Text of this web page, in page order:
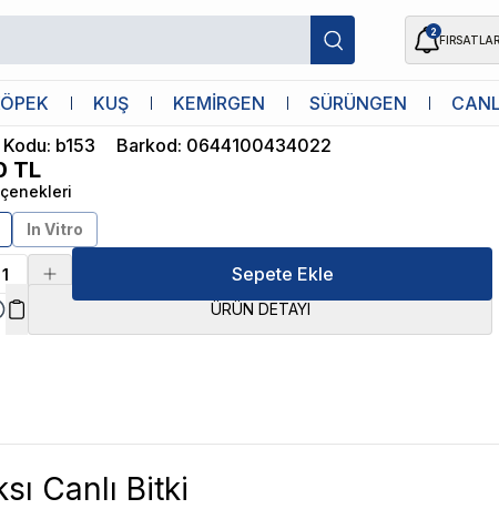
2
FIRSATLAR
KUŞ KEMİRGEN SÜRÜNGEN
Indica Green Saksı Canlı Bitki
: b153 Barkod: 0644100434022
TL
In Vitro
Sepete Ekle
ÜRÜN DETAYI
Canlı Bitki